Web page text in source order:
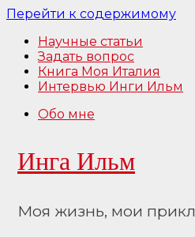
Перейти к содержимому
Научные статьи
Задать вопрос
Книга Моя Италия
Интервью Инги Ильм
Обо мне
Инга Ильм
Моя жизнь, мои